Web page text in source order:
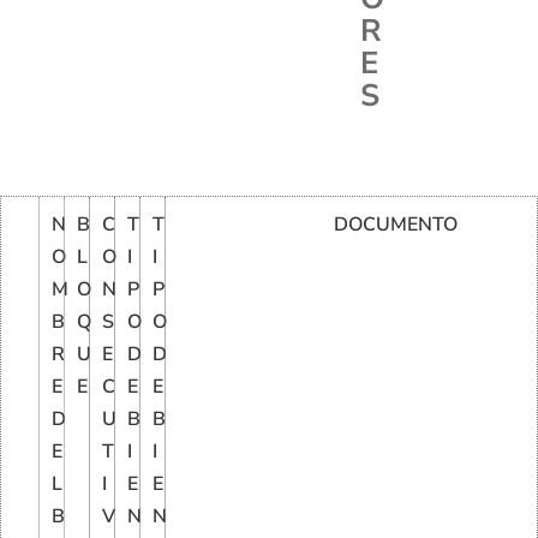
R
E
S
N
O
M
B
R
E
D
E
L
B
B
L
O
Q
U
E
C
O
N
S
E
C
U
T
I
V
T
I
P
O
D
E
B
I
E
N
T
I
P
O
D
E
B
I
E
N
DOCUMENTO